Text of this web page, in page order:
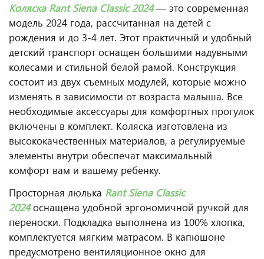
Коляска Rant Siena Classic 2024 — это современная
модель 2024 года, рассчитанная на детей с
рождения и до 3-4 лет. Этот практичный и удобный
детский транспорт оснащен большими надувными
колесами и стильной белой рамой. Конструкция
состоит из двух съемных модулей, которые можно
изменять в зависимости от возраста малыша. Все
необходимые аксессуары для комфортных прогулок
включены в комплект. Коляска изготовлена из
высококачественных материалов, а регулируемые
элементы внутри обеспечат максимальный
комфорт вам и вашему ребенку.
Просторная люлька Rant Siena Classic
2024 оснащена удобной эргономичной ручкой для
переноски. Подкладка выполнена из 100% хлопка,
комплектуется мягким матрасом. В капюшоне
предусмотрено вентиляционное окно для